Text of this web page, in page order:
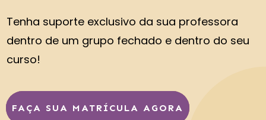
Tenha suporte exclusivo da sua professora
dentro de um grupo fechado e dentro do seu
curso!
FAÇA SUA MATRÍCULA AGORA